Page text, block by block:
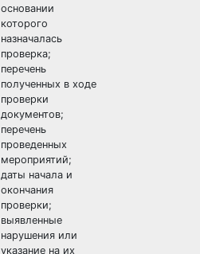
основании
которого
назначалась
проверка;
перечень
полученных в ходе
проверки
документов;
перечень
проведенных
мероприятий;
даты начала и
окончания
проверки;
выявленные
нарушения или
указание на их